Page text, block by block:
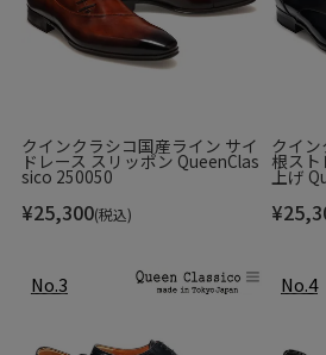
クインクラシコ国産ライン サイ
ドレース スリッポン QueenClas
sico 250050
¥25,300(税込)
クイ
根スト
上げ
¥